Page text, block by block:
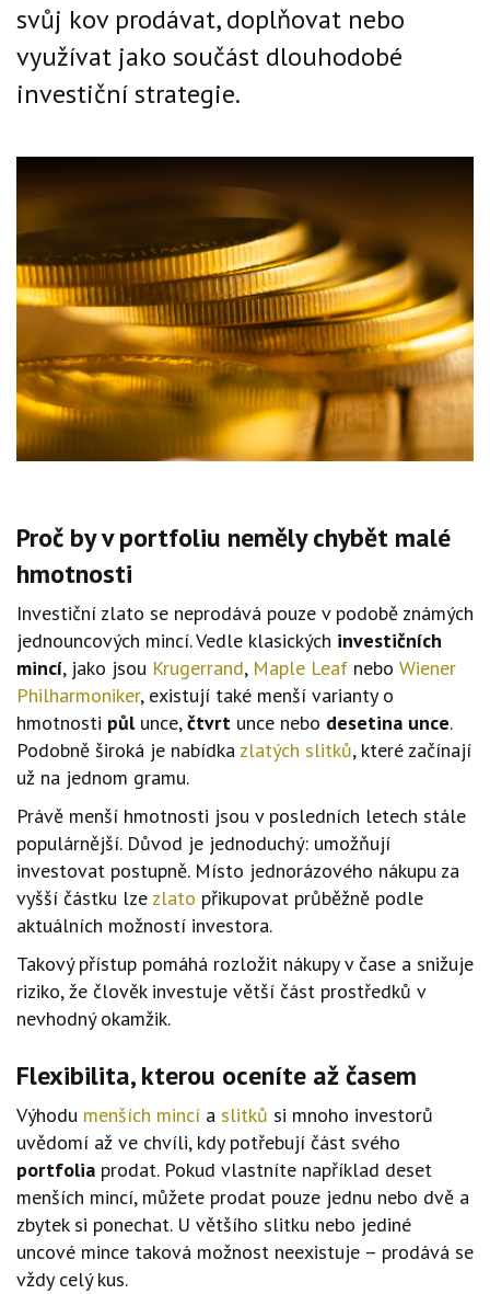
svůj kov prodávat, doplňovat nebo
využívat jako součást dlouhodobé
investiční strategie.
Proč by v portfoliu neměly chybět malé
hmotnosti
Investiční zlato se neprodává pouze v podobě známých
jednouncových mincí. Vedle klasických investičních
mincí, jako jsou Krugerrand, Maple Leaf nebo Wiener
Philharmoniker, existují také menší varianty o
hmotnosti půl unce,čtvrt unce nebo desetina unce.
Podobně široká je nabídka zlatých slitků, které začínají
už na jednom gramu.
Právě menší hmotnosti jsou v posledních letech stále
populárnější. Důvod je jednoduchý: umožňují
investovat postupně. Místo jednorázového nákupu za
vyšší částku lze zlato přikupovat průběžně podle
aktuálních možností investora.
Takový přístup pomáhá rozložit nákupy v čase a snižuje
riziko, že člověk investuje větší část prostředků v
nevhodný okamžik.
Flexibilita, kterou oceníte až časem
Výhodu menších mincí a slitků si mnoho investorů
uvědomí až ve chvíli, kdy potřebují část svého
portfolia prodat. Pokud vlastníte například deset
menších mincí, můžete prodat pouze jednu nebo dvě a
zbytek si ponechat. U většího slitku nebo jediné
uncové mince taková možnost neexistuje – prodává se
vždy celý kus.